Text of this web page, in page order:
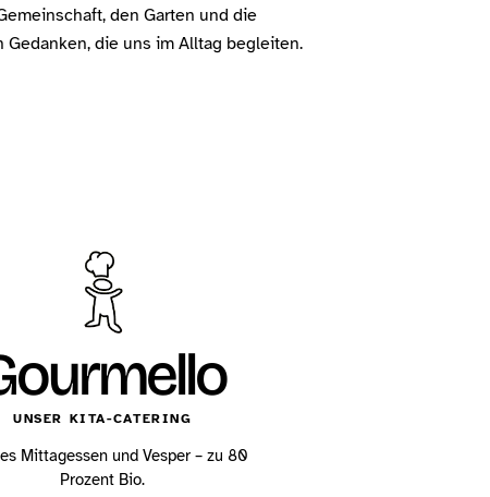
den Garten und die
Gedanken, die uns im Alltag begleiten.
UNSER KITA-CATERING
Mittagessen und Vesper – zu 80
Prozent Bio.